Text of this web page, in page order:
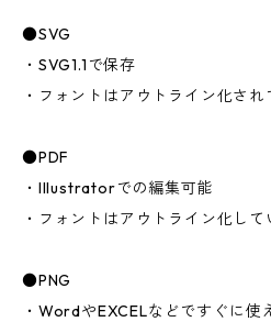
●SVG
・SVG1.1で保存
・フォントはアウトライン化され
●PDF
・Illustratorでの編集可能
・フォントはアウトライン化して
●PNG
・WordやEXCELなどですぐに使